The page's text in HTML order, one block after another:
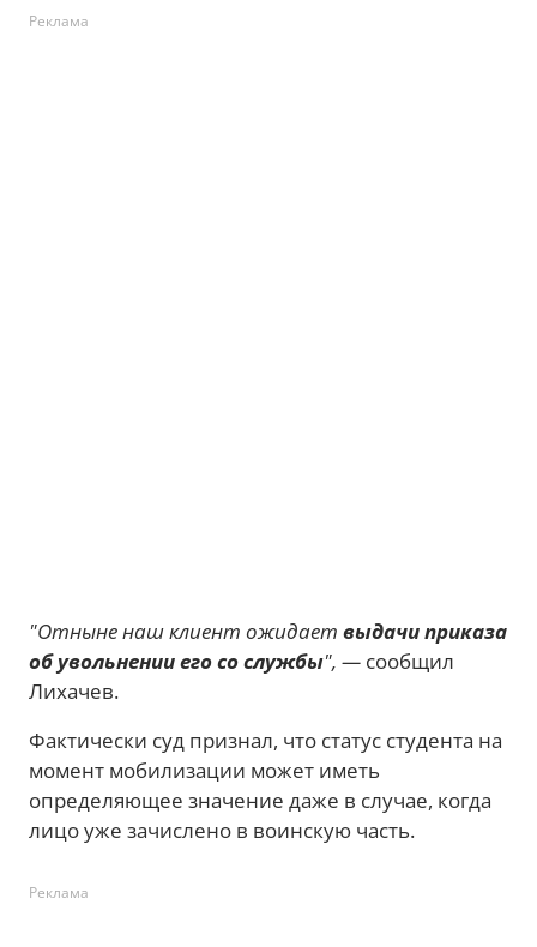
Реклама
"Отныне наш клиент ожидает выдачи приказа
об увольнении его со службы", — сообщил
Лихачев.
Фактически суд признал, что статус студента на
момент мобилизации может иметь
определяющее значение даже в случае, когда
лицо уже зачислено в воинскую часть.
Реклама